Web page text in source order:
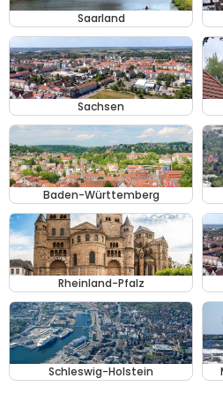
Saarland
Sachsen
Baden-Württemberg
Rheinland-Pfalz
Schleswig-Holstein